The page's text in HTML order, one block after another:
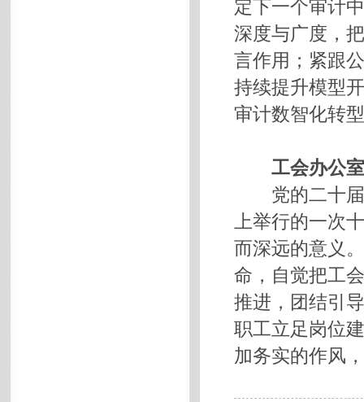
定下一个审计
深度与广度，
言作用；紧跟
持续提升模型
审计数智化转
工会办公
党的二十
上举行的一次
而深远的意义
命，自觉把工
推进，团结引
职工立足岗位
加务实的作风